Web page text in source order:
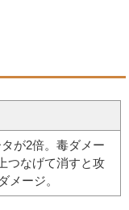
が2倍。毒ダメー
つなげて消すと攻
メージ。